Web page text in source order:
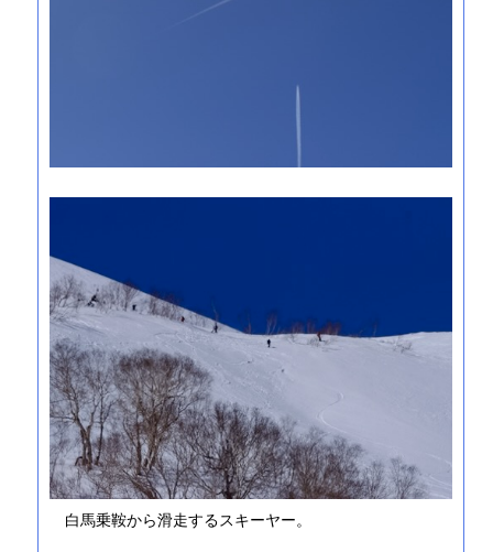
白馬乗鞍から滑走するスキーヤー。